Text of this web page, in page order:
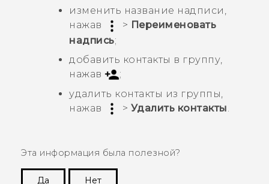
изменить название надписи,
нажав
> Переименовать
надпись;
добавить контакты в группу,
нажав
;
удалить контакты из группы,
нажав
> Удалить контакты.
Эта информация была полезной?
Да
Нет